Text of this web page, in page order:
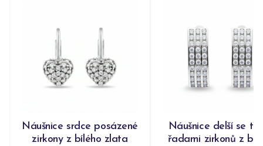
Náušnice srdce posázené
zirkony z bílého zlata
Náušnice delší se
řadami zirkonů z